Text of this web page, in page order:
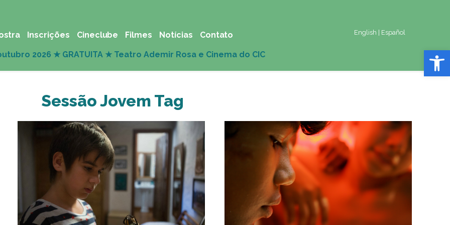
Abrir
English Español
Inscrições Cineclube Filmes Notícias Contato
Sessão Jovem Tag